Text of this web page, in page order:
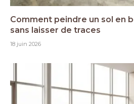
Comment peindre un sol en
sans laisser de traces
18 juin 2026